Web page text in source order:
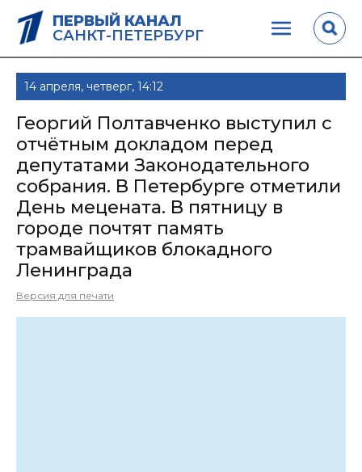
ПЕРВЫЙ КАНАЛ
САНКТ-ПЕТЕРБУРГ
14 апреля, четверг, 14:12
Георгий Полтавченко выступил с
отчётным докладом перед
депутатами Законодательного
собрания. В Петербурге отметили
День мецената. В пятницу в
городе почтят память
трамвайщиков блокадного
Ленинграда
Версия для печати